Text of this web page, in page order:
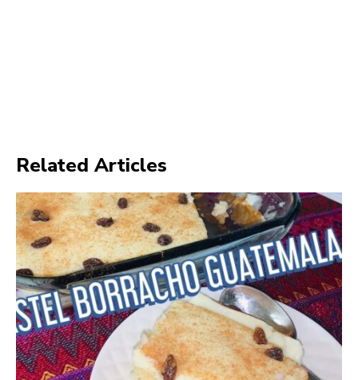
Related Articles